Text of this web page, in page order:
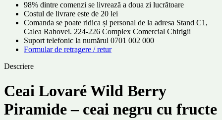
98% dintre comenzi se livrează a doua zi lucrătoare
Costul de livrare este de 20 lei
Comanda se poate ridica și personal de la adresa Stand C1,
Calea Rahovei. 224-226 Complex Comercial Chirigii
Suport telefonic la numărul 0701 002 000
Formular de retragere / retur
Descriere
Ceai Lovaré Wild Berry
Piramide – ceai negru cu fructe